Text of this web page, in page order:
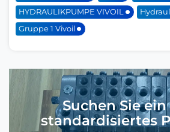
HYDRAULIKPUMPE VIVOIL
Gruppe 1 Vivoil
Suchen Sie
standardisiertes